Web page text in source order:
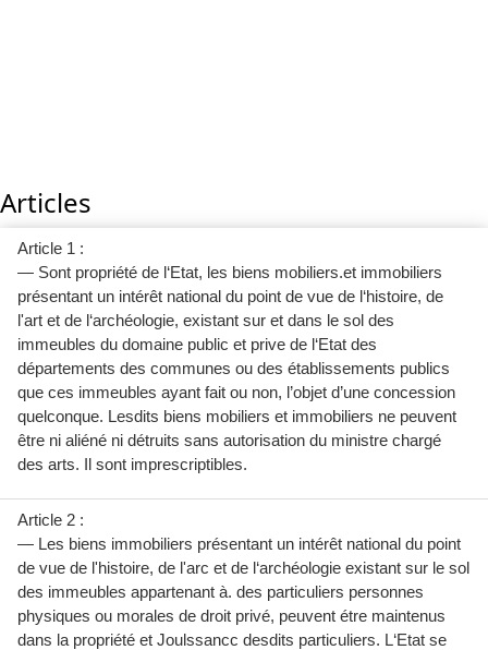
Articles
Article 1 :
— Sont propriété de l‘Etat, les biens mobiliers.et immobiliers
présentant un intérêt national du point de vue de l‘histoire, de
l'art et de l‘archéologie, existant sur et dans le sol des
immeubles du domaine public et prive de l‘Etat des
départements des communes ou des établissements publics
que ces immeubles ayant fait ou non, l’objet d’une concession
quelconque. Lesdits biens mobiliers et immobiliers ne peuvent
être ni aliéné ni détruits sans autorisation du ministre chargé
des arts. Il sont imprescriptibles.
Article 2 :
— Les biens immobiliers présentant un intérêt national du point
de vue de l'histoire, de l'arc et de l‘archéologie existant sur le sol
des immeubles appartenant à. des particuliers personnes
physiques ou morales de droit privé, peuvent étre maintenus
dans la propriété et Joulssancc desdits particuliers. L‘Etat se